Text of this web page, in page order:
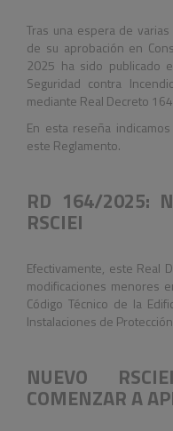
Tras una espera de
de su aprobación en
2025 ha sido publicado
Seguridad contra
mediante Real Decreto
En esta reseña
este Reglamento.
RD 164/2025:
RSCIEI
Efectivamente, este Real
modificaciones menores
Código Técnico de la
Instalaciones de
NUEVO
COMENZAR A